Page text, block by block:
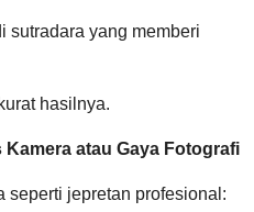
sutradara yang memberi
hasilnya.
atau Gaya Fotografi
seperti jepretan profesional: